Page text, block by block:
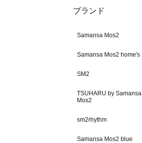
ブランド
Samansa Mos2
Samansa Mos2 home's
SM2
TSUHARU by Samansa
Mos2
sm2rhythm
Samansa Mos2 blue